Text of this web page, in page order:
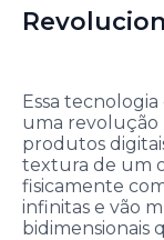
Essa
uma revolução
produtos
textura de um
fisicamente
infinitas e vão
bidimensionais